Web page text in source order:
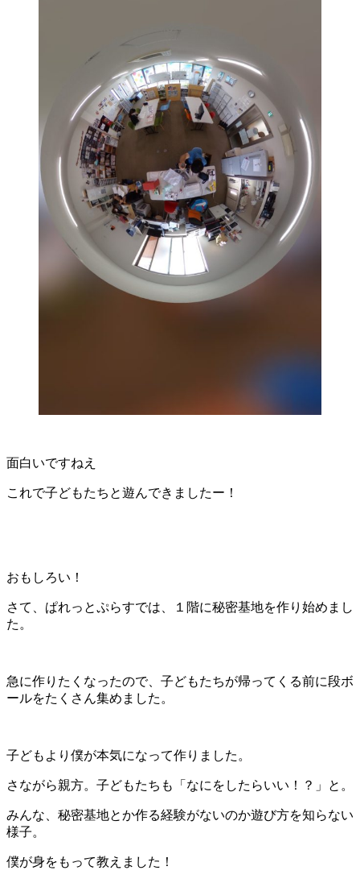
面白いですねえ
これで子どもたちと遊んできましたー！
おもしろい！
さて、ぱれっとぷらすでは、１階に秘密基地を作り始めまし
た。
急に作りたくなったので、子どもたちが帰ってくる前に段ボ
ールをたくさん集めました。
子どもより僕が本気になって作りました。
さながら親方。子どもたちも「なにをしたらいい！？」と。
みんな、秘密基地とか作る経験がないのか遊び方を知らない
様子。
僕が身をもって教えました！